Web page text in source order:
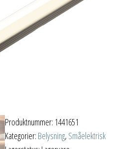
Produktnummer: 1441651
Kategorier: Belysning, Småelektrisk